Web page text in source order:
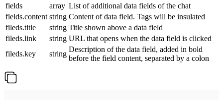
fields
array List of additional data fields of the chat
fields.content string Content of data field. Tags will be insulated
fileds.title
string Title shown above a data field
fileds.link
string URL that opens when the data field is clicked
fileds.key
string
Description of the data field, added in bold
before the field content, separated by a colon